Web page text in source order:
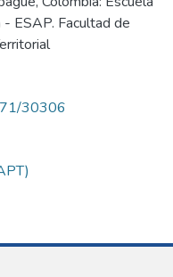
ESAP. Facultad de
30306